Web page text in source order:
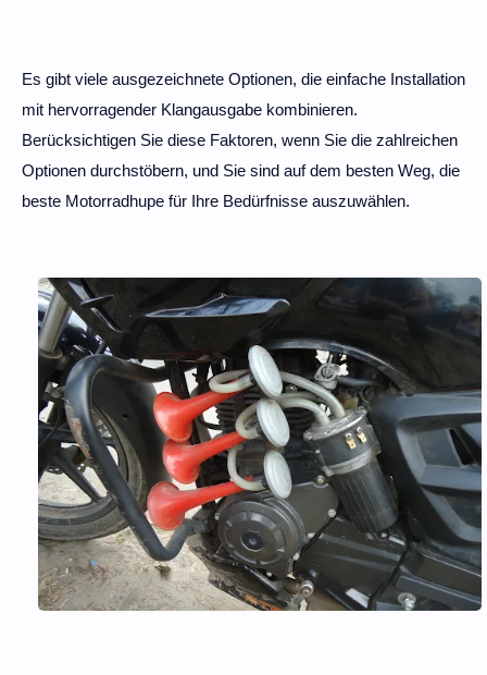
Es gibt viele ausgezeichnete Optionen, die einfache Installation
mit hervorragender Klangausgabe kombinieren.
Berücksichtigen Sie diese Faktoren, wenn Sie die zahlreichen
Optionen durchstöbern, und Sie sind auf dem besten Weg, die
beste Motorradhupe für Ihre Bedürfnisse auszuwählen.